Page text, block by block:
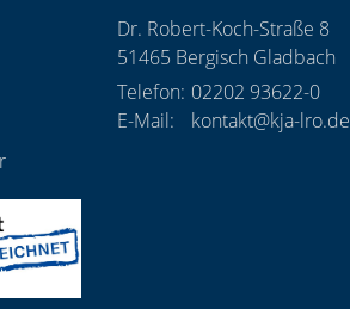
Dr. Robert-Koch-Straße 8
51465 Bergisch Gladbach
Telefon: 02202 93622-0
E-Mail:
kontakt@kja-lro.de